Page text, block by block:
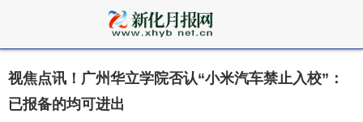
视焦点讯！广州华立学院否认“小米汽车禁止入校”：
已报备的均可进出